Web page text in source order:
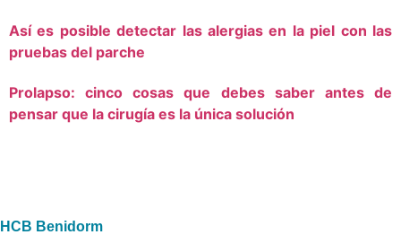
Así es posible detectar las alergias en la piel con las
pruebas del parche
Prolapso: cinco cosas que debes saber antes de
pensar que la cirugía es la única solución
HCB Benidorm